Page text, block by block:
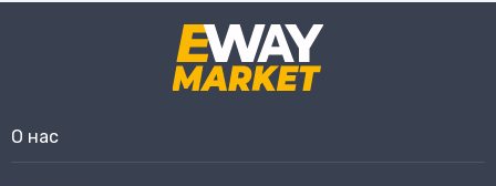
О нас